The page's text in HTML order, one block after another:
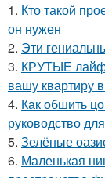
1. Кто такой
он нужен
2. Эти
3. КРУТЫЕ
вашу квартиру
4. Как обшить
руководство
5. Зелёные
6. Маленькая